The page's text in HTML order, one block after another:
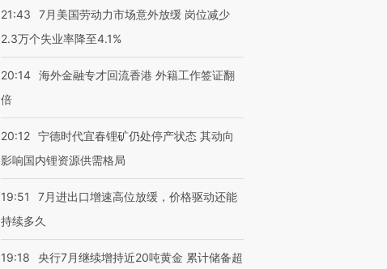
21:43
7月美国劳动力市场意外放缓 岗位减少
2.3万个失业率降至4.1%
20:14 海外金融专才回流香港 外籍工作签证翻
倍
20:12 宁德时代宜春锂矿仍处停产状态 其动向
影响国内锂资源供需格局
19:51
7月进出口增速高位放缓，价格驱动还能
持续多久
19:18
央行7月继续增持近20吨黄金 累计储备超